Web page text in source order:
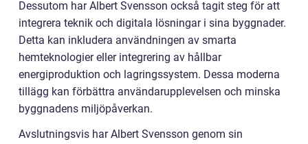
Dessutom har Albert Svensson också tagit steg för att
integrera teknik och digitala lösningar i sina byggnader.
Detta kan inkludera användningen av smarta
hemteknologier eller integrering av hållbar
energiproduktion och lagringssystem. Dessa moderna
tillägg kan förbättra användarupplevelsen och minska
byggnadens miljöpåverkan.
Avslutningsvis har Albert Svensson genom sin